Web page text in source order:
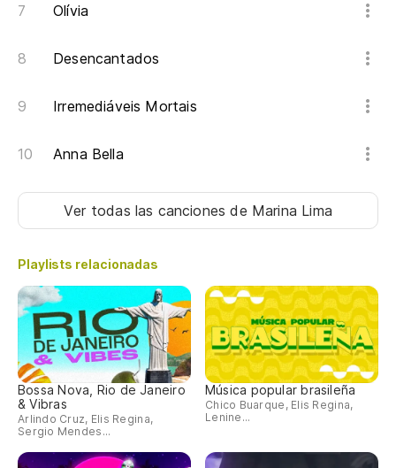
Olívia
Desencantados
Irremediáveis Mortais
Anna Bella
Ver todas las cancionesde Marina Lima
Playlists relacionadas
Bossa Nova, Rio de Janeiro
& Vibras
Arlindo Cruz, Elis Regina,
Sergio Mendes...
Música popular brasileña
Chico Buarque, Elis Regina,
Lenine...